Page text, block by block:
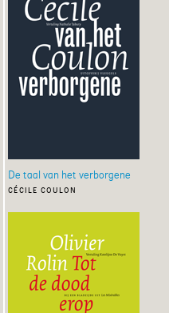
De taal van het verborgene
cécile coulon